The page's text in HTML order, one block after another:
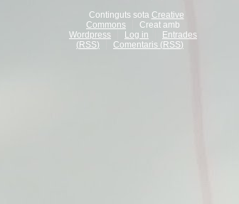
Continguts sota Creative
Commons
Creat amb
Wordpress
Log in
Entrades
(RSS) Comentaris (RSS)